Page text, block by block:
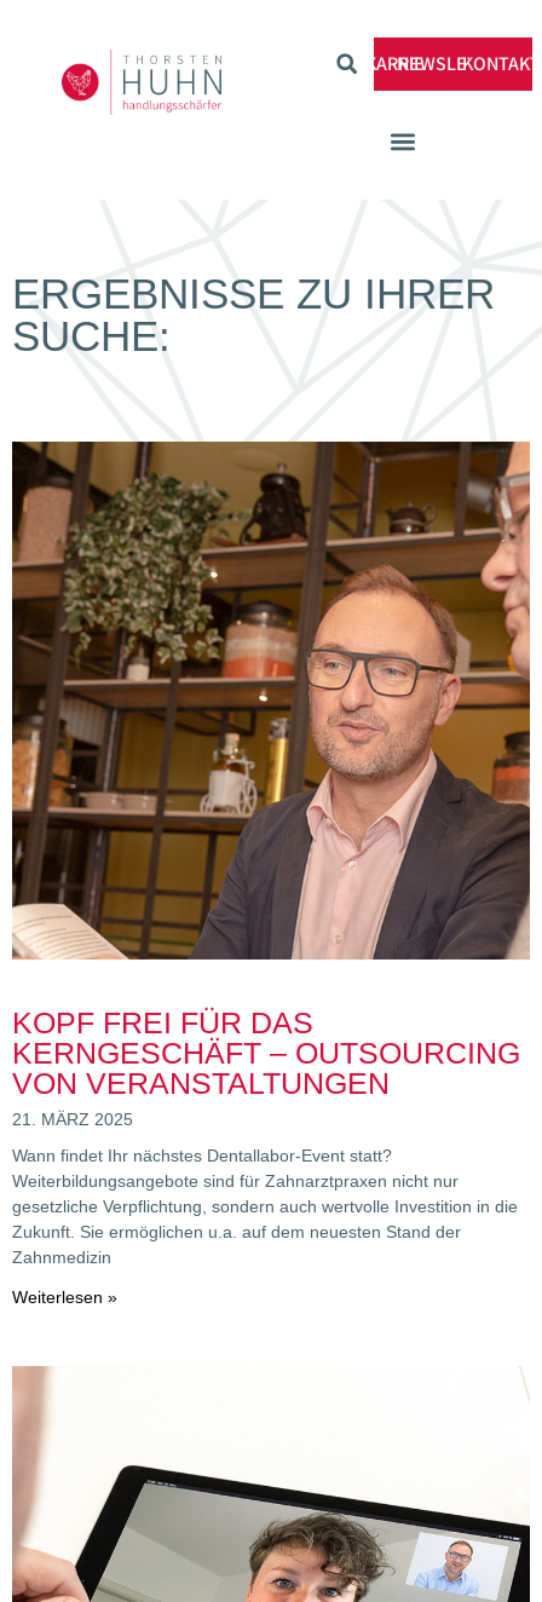
KARRIERE
NEWSLETTER
KONTAKT
ERGEBNISSE ZU IHRER
SUCHE:
KOPF FREI FÜR DAS
KERNGESCHÄFT – OUTSOURCING
VON VERANSTALTUNGEN
21. MÄRZ 2025
Wann findet Ihr nächstes Dentallabor-Event statt?
Weiterbildungsangebote sind für Zahnarztpraxen nicht nur
gesetzliche Verpflichtung, sondern auch wertvolle Investition in die
Zukunft. Sie ermöglichen u.a. auf dem neuesten Stand der
Zahnmedizin
Weiterlesen »